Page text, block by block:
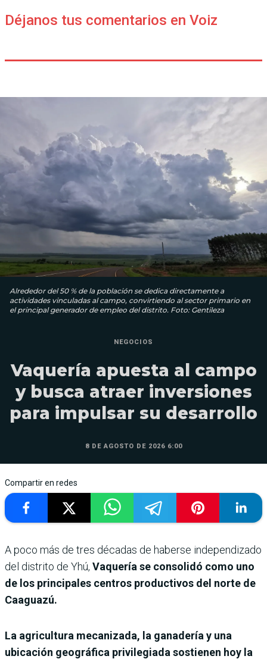
Déjanos tus comentarios en Voiz
Alrededor del 50 % de la población se dedica directamente a
actividades vinculadas al campo, convirtiendo al sector primario en
el principal generador de empleo del distrito. Foto: Gentileza
NEGOCIOS
Vaquería apuesta al campo
y busca atraer inversiones
para impulsar su desarrollo
8 DE AGOSTO DE 2026 6:00
Compartir en redes
A poco más de tres décadas de haberse independizado
del distrito de Yhú, Vaquería se consolidó como uno
de los principales centros productivos del norte de
Caaguazú.
La agricultura mecanizada, la ganadería y una
ubicación geográfica privilegiada sostienen hoy la